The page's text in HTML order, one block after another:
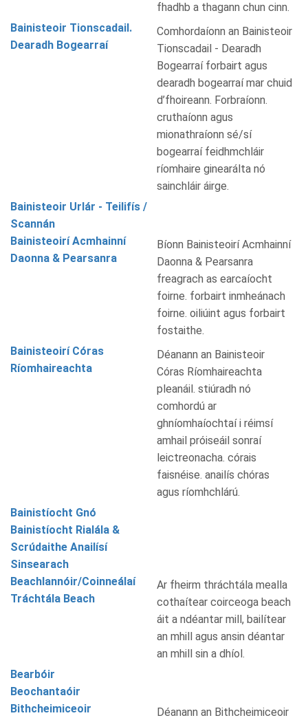
fhadhb a thagann chun cinn.
Bainisteoir Tionscadail.
Dearadh Bogearraí
Comhordaíonn an Bainisteoir
Tionscadail - Dearadh
Bogearraí forbairt agus
dearadh bogearraí mar chuid
d’fhoireann. Forbraíonn.
cruthaíonn agus
mionathraíonn sé/sí
bogearraí feidhmchláir
ríomhaire ginearálta nó
sainchláir áirge.
Bainisteoir Urlár - Teilifís /
Scannán
Bainisteoirí Acmhainní
Daonna & Pearsanra
Bíonn Bainisteoirí Acmhainní
Daonna & Pearsanra
freagrach as earcaíocht
foirne. forbairt inmheánach
foirne. oiliúint agus forbairt
fostaithe.
Bainisteoirí Córas
Ríomhaireachta
Déanann an Bainisteoir
Córas Ríomhaireachta
pleanáil. stiúradh nó
comhordú ar
ghníomhaíochtaí i réimsí
amhail próiseáil sonraí
leictreonacha. córais
faisnéise. anailís chóras
agus ríomhchlárú.
Bainistíocht Gnó
Bainistíocht Rialála &
Scrúdaithe Anailísí
Sinsearach
Beachlannóir/Coinneálaí
Tráchtála Beach
Ar fheirm thráchtála mealla
cothaítear coirceoga beach
áit a ndéantar mill, bailítear
an mhill agus ansin déantar
an mhill sin a dhíol.
Bearbóir
Beochantaóir
Bithcheimiceoir
Déanann an Bithcheimiceoir